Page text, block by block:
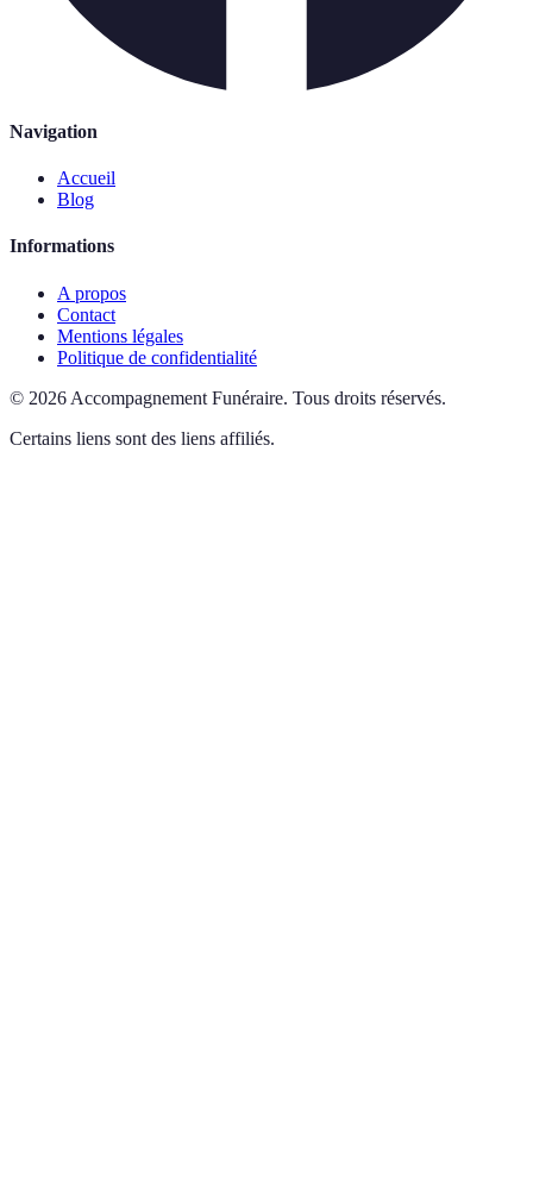
Navigation
Accueil
Blog
Informations
A propos
Contact
Mentions légales
Politique de confidentialité
© 2026 Accompagnement Funéraire. Tous droits réservés.
Certains liens sont des liens affiliés.